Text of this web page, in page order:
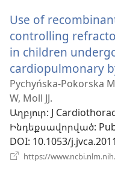
Use of
controlling
in children
cardiopulmonary
Pychyńska-Pokorska
W, Moll JJ.
Աղբյուր‎: J
Ինդեքսավորված‎:
DOI‎: 10.1053/
https://